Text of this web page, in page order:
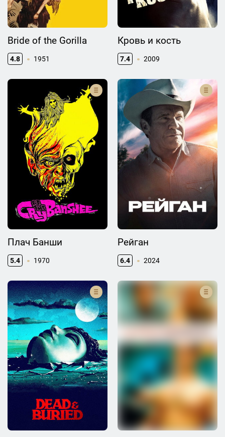
Bride of the Gorilla
4.8 1951
Кровь и кость
7.4 2009
Плач Банши
5.4 1970
Рейган
6.4 2024